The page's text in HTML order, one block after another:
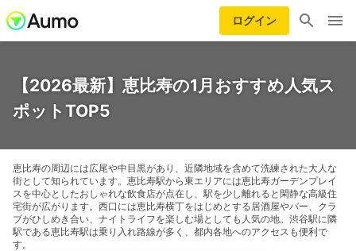
ログイン
【2026最新】恵比寿の1月おすすめ人気ス
ポットTOP5
恵比寿の周辺には広尾や中目黒があり、近隣地域を含めて洗練された大人な
街として知られています。恵比寿駅から東エリアには恵比寿ガーデンプレイ
スを中心としたおしゃれな飲食店が点在し、駅を少し離れると閑静な高級住
宅街が広がります。西口には恵比寿横丁をはじめとする居酒屋やバー、クラ
ブがひしめき合い、ナイトライフを楽しむ場としても人気の地。渋谷駅に隣
駅である恵比寿駅は乗り入れ路線が多く、都内各地へのアクセスも便利で
す。